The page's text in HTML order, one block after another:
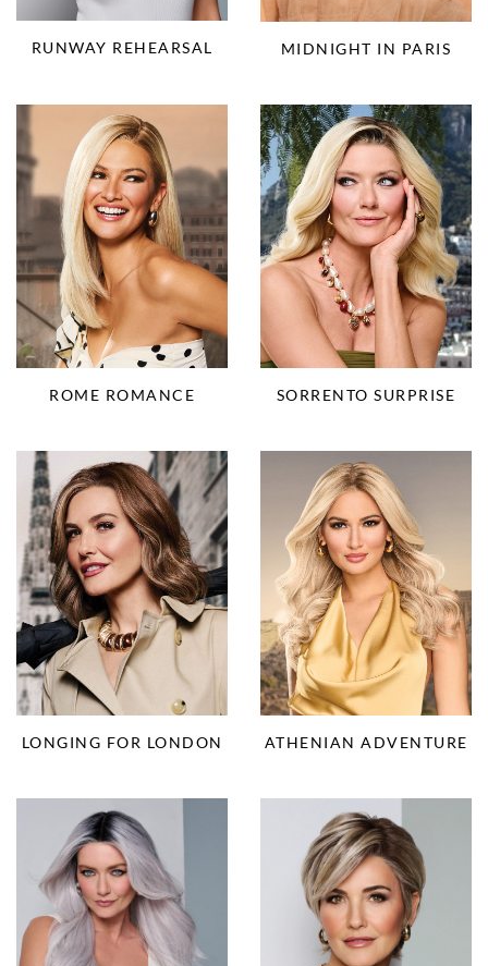
RUNWAY REHEARSAL MIDNIGHT IN PARIS
ROME ROMANCE SORRENTO SURPRISE
LONGING FOR LONDON ATHENIAN ADVENTURE